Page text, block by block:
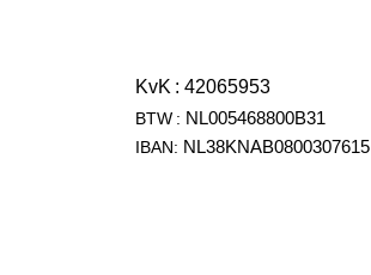
KvK : 42065953
BTW : NL005468800B31
IBAN: NL38KNAB0800307615